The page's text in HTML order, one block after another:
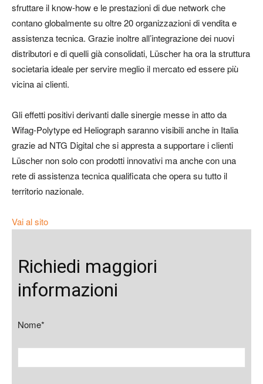
sfruttare il know-how e le prestazioni di due network che
contano globalmente su oltre 20 organizzazioni di vendita e
assistenza tecnica. Grazie inoltre all’integrazione dei nuovi
distributori e di quelli già consolidati, Lüscher ha ora la struttura
societaria ideale per servire meglio il mercato ed essere più
vicina ai clienti.
Gli effetti positivi derivanti dalle sinergie messe in atto da
Wifag-Polytype ed Heliograph saranno visibili anche in Italia
grazie ad NTG Digital che si appresta a supportare i clienti
Lüscher non solo con prodotti innovativi ma anche con una
rete di assistenza tecnica qualificata che opera su tutto il
territorio nazionale.
Vai al sito
Richiedi maggiori
informazioni
Nome*